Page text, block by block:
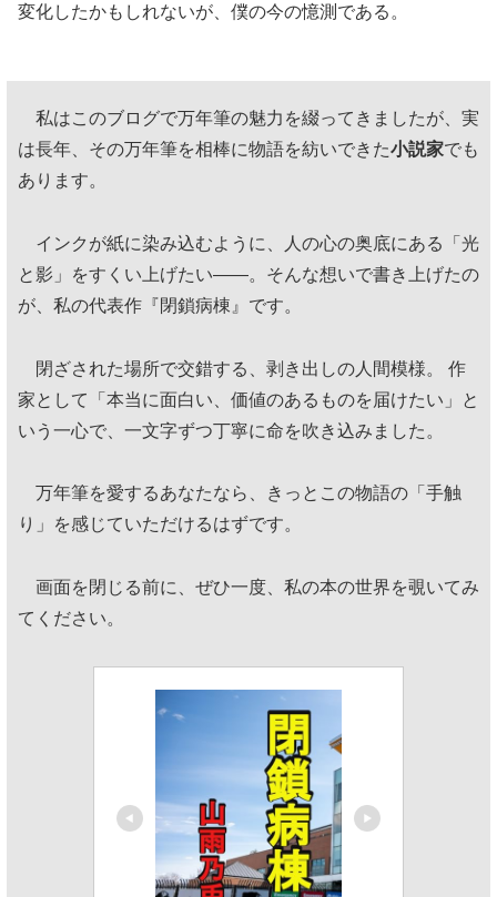
変化したかもしれないが、僕の今の憶測である。
私はこのブログで万年筆の魅力を綴ってきましたが、実
は長年、その万年筆を相棒に物語を紡いできた小説家でも
あります。
インクが紙に染み込むように、人の心の奥底にある「光
と影」をすくい上げたい——。そんな想いで書き上げたの
が、私の代表作『閉鎖病棟』です。
閉ざされた場所で交錯する、剥き出しの人間模様。 作
家として「本当に面白い、価値のあるものを届けたい」と
いう一心で、一文字ずつ丁寧に命を吹き込みました。
万年筆を愛するあなたなら、きっとこの物語の「手触
り」を感じていただけるはずです。
画面を閉じる前に、ぜひ一度、私の本の世界を覗いてみ
てください。